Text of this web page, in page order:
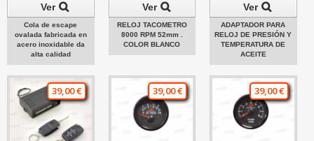
Ver
Cola de escape
ovalada fabricada en
acero inoxidable da
alta calidad
Ver
RELOJ TACOMETRO
8000 RPM 52mm .
COLOR BLANCO
Ver
ADAPTADOR PARA
RELOJ DE PRESIÓN Y
TEMPERATURA DE
ACEITE
39,00 € 39,00 € 39,00 €